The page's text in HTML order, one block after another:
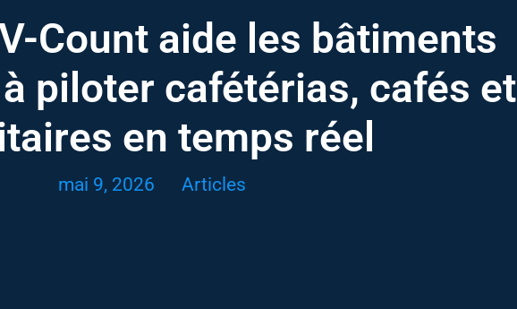
Count aide les bâtiments
piloter cafétérias, cafés et
en temps réel
mai 9, 2026 Articles